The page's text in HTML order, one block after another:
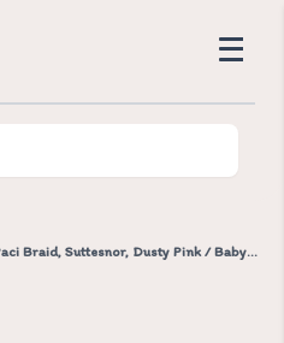
Braid, Suttesnor, Dusty Pink / Baby